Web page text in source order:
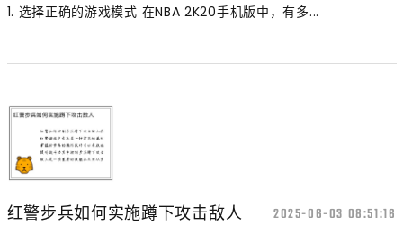
1. 选择正确的游戏模式 在NBA 2K20手机版中，有多...
红警步兵如何实施蹲下攻击敌人 2025-06-03 08:51:16